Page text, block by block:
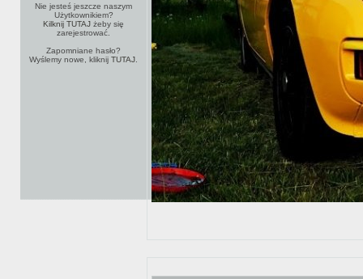
Nie jesteś jeszcze naszym
Użytkownikiem?
Kilknij TUTAJ żeby się
zarejestrować.
Zapomniane hasło?
Wyślemy nowe, kliknijTUTAJ